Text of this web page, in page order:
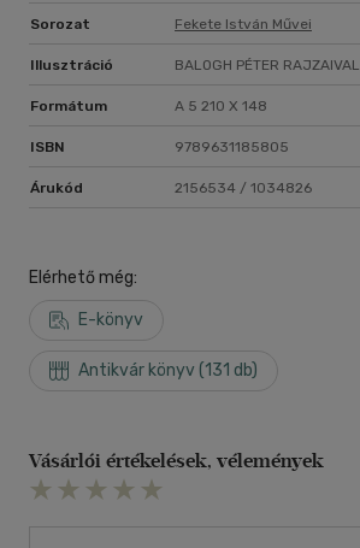
Sorozat Fekete István Művei
Illusztráció BALOGH PÉTER RAJZAIVAL
Formátum A 5 210 X 148
ISBN 9789631185805
Árukód 2156534 / 1034826
Elérhető még:
E-könyv
Antikvár könyv (131 db)
Vásárlói értékelések, vélemények